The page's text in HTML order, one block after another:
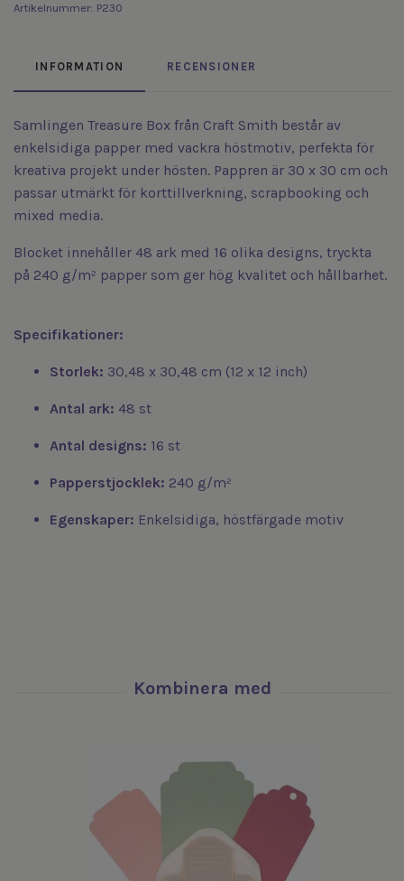
Artikelnummer: P230
INFORMATION RECENSIONER
Samlingen Treasure Box från Craft Smith består av
enkelsidiga papper med vackra höstmotiv, perfekta för
kreativa projekt under hösten. Pappren är 30 x 30 cm och
passar utmärkt för korttillverkning, scrapbooking och
mixed media.
Blocket innehåller 48 ark med 16 olika designs, tryckta
på 240 g/m² papper som ger hög kvalitet och hållbarhet.
Specifikationer:
Storlek: 30,48 x 30,48 cm (12 x 12 inch)
Antal ark: 48 st
Antal designs: 16 st
Papperstjocklek: 240 g/m²
Egenskaper: Enkelsidiga, höstfärgade motiv